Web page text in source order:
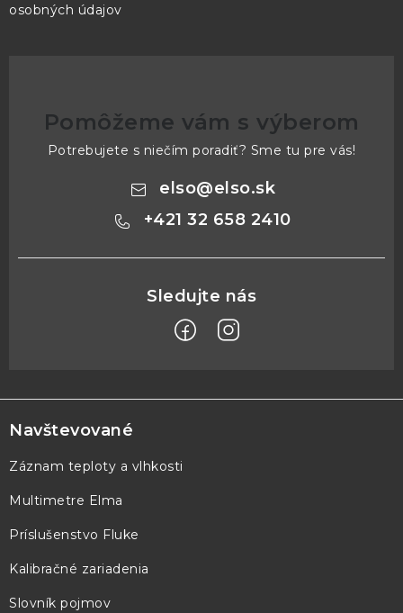
osobných údajov
Pomôžeme vám s výberom
Potrebujete s niečím poradiť? Sme tu pre vás!
elso@elso.sk
+421 32 658 2410
á
p
ä
e
Navštevované
Záznam teploty a vlhkosti
Multimetre Elma
Príslušenstvo Fluke
Kalibračné zariadenia
Slovník pojmov